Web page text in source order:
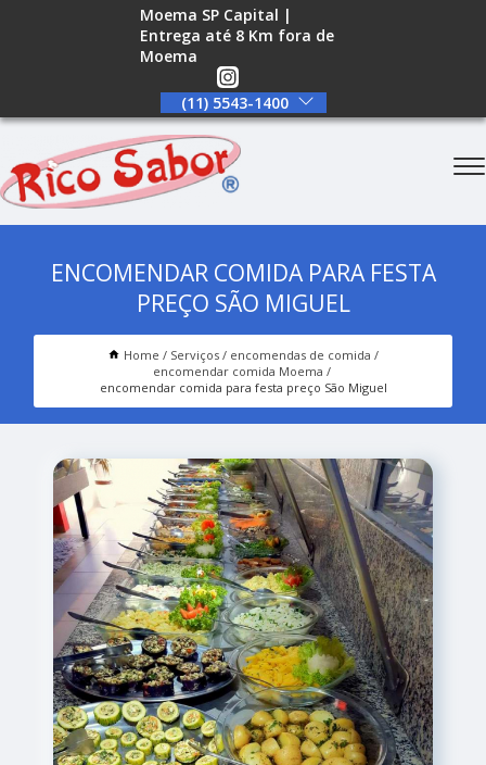
Moema SP Capital |
Entrega até 8 Km fora de
Moema
(11) 5543-1400
ENCOMENDAR COMIDA PARA FESTA
PREÇO SÃO MIGUEL
Home Serviços
encomendas de comida
encomendar comida Moema
encomendar comida para festa preço São Miguel